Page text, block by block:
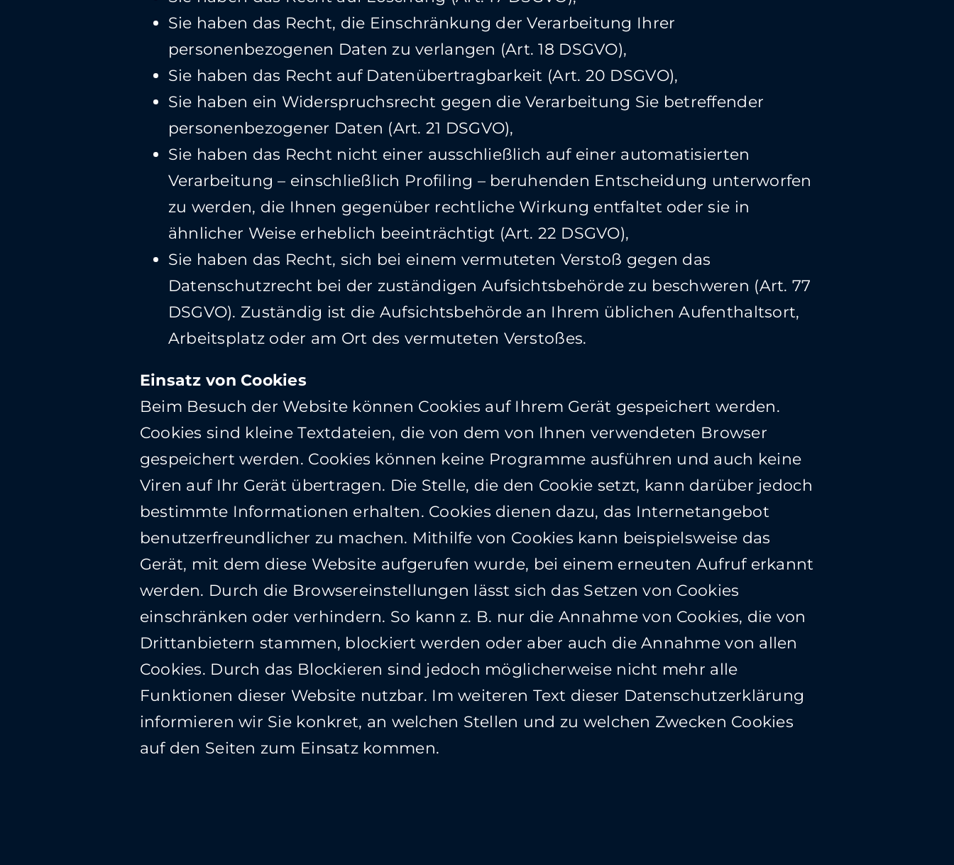
Sie haben das Recht, die Einschränkung der Verarbeitung Ihrer
personenbezogenen Daten zu verlangen (Art. 18 DSGVO),
Sie haben das Recht auf Datenübertragbarkeit (Art. 20 DSGVO),
Sie haben ein Widerspruchsrecht gegen die Verarbeitung Sie betreffender
personenbezogener Daten (Art. 21 DSGVO),
Sie haben das Recht nicht einer ausschließlich auf einer automatisierten
Verarbeitung – einschließlich Profiling – beruhenden Entscheidung unterworfen
zu werden, die Ihnen gegenüber rechtliche Wirkung entfaltet oder sie in
ähnlicher Weise erheblich beeinträchtigt (Art. 22 DSGVO),
Sie haben das Recht, sich bei einem vermuteten Verstoß gegen das
Datenschutzrecht bei der zuständigen Aufsichtsbehörde zu beschweren (Art. 77
DSGVO). Zuständig ist die Aufsichtsbehörde an Ihrem üblichen Aufenthaltsort,
Arbeitsplatz oder am Ort des vermuteten Verstoßes.
Einsatz von Cookies
Beim Besuch der Website können Cookies auf Ihrem Gerät gespeichert werden.
Cookies sind kleine Textdateien, die von dem von Ihnen verwendeten Browser
gespeichert werden. Cookies können keine Programme ausführen und auch keine
Viren auf Ihr Gerät übertragen. Die Stelle, die den Cookie setzt, kann darüber jedoch
bestimmte Informationen erhalten. Cookies dienen dazu, das Internetangebot
benutzerfreundlicher zu machen. Mithilfe von Cookies kann beispielsweise das
Gerät, mit dem diese Website aufgerufen wurde, bei einem erneuten Aufruf erkannt
werden. Durch die Browsereinstellungen lässt sich das Setzen von Cookies
einschränken oder verhindern. So kann z. B. nur die Annahme von Cookies, die von
Drittanbietern stammen, blockiert werden oder aber auch die Annahme von allen
Cookies. Durch das Blockieren sind jedoch möglicherweise nicht mehr alle
Funktionen dieser Website nutzbar. Im weiteren Text dieser Datenschutzerklärung
informieren wir Sie konkret, an welchen Stellen und zu welchen Zwecken Cookies
auf den Seiten zum Einsatz kommen.